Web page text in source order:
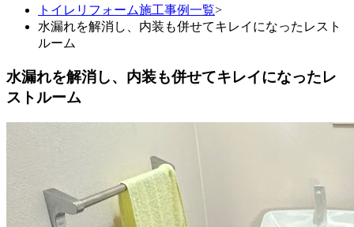
トイレリフォーム施工事例一覧>
水漏れを解消し、内装も併せてキレイになったレスト
ルーム
水漏れを解消し、内装も併せてキレイになったレ
ストルーム